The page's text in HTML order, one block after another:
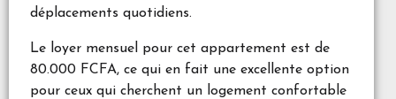
déplacements quotidiens.
Le loyer mensuel pour cet appartement est de
80.000 FCFA, ce qui en fait une excellente option
pour ceux qui cherchent un logement confortable